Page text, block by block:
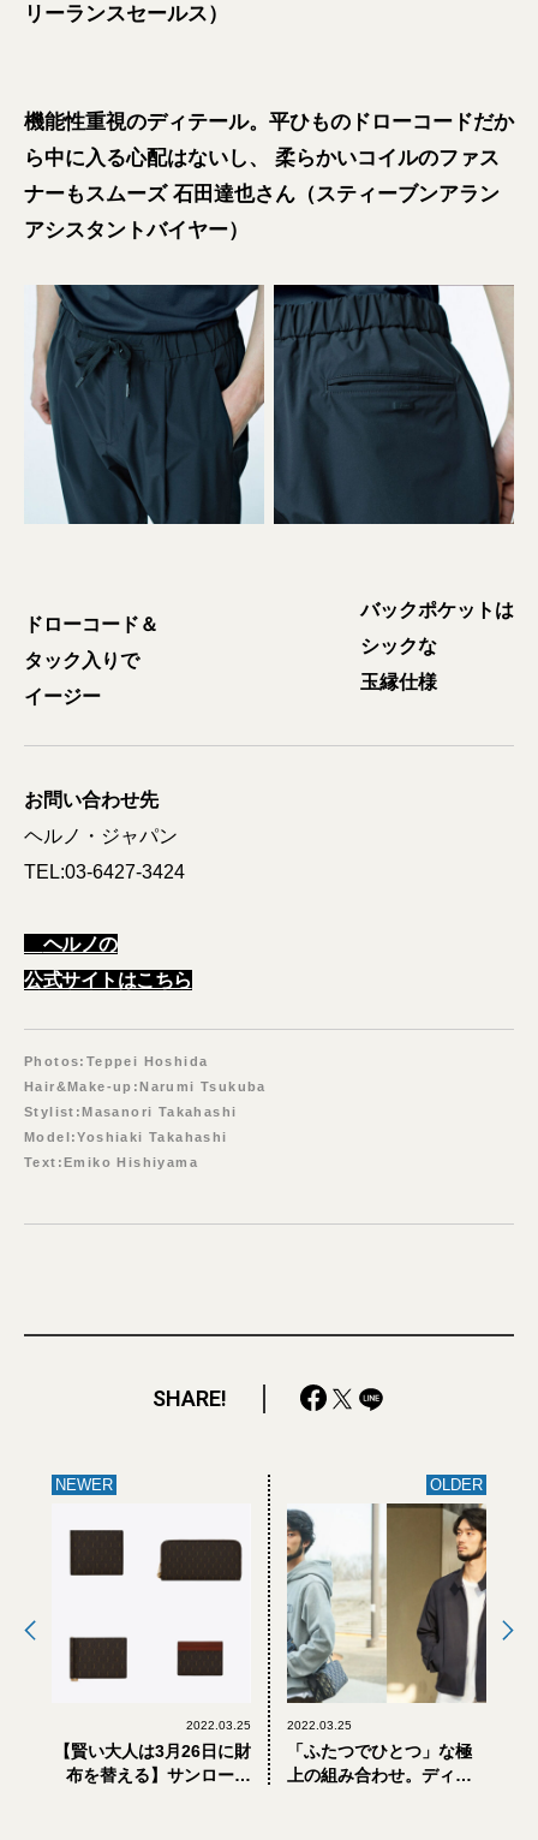
リーランスセールス）
機能性重視のディテール。平ひものドローコードだか
ら中に入る心配はないし、 柔らかいコイルのファス
ナーもスムーズ 石田達也さん（スティーブンアラン
アシスタントバイヤー）
ドローコード＆
タック入りで
イージー
バックポケットは
シックな
玉縁仕様
お問い合わせ先
ヘルノ・ジャパン
TEL:03-6427-3424
ヘルノの
公式サイトはこちら
Photos:Teppei Hoshida
Hair&Make-up:Narumi Tsukuba
Stylist:Masanori Takahashi
Model:Yoshiaki Takahashi
Text:Emiko Hishiyama
SHARE!
NEWER
2022.03.25
【賢い大人は3月26日に財
布を替える】サンローラ
OLDER
2022.03.25
「ふたつでひとつ」な極
上の組み合わせ。ディオ